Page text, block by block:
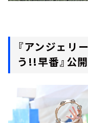
『アンジェリ
う!!早番』公